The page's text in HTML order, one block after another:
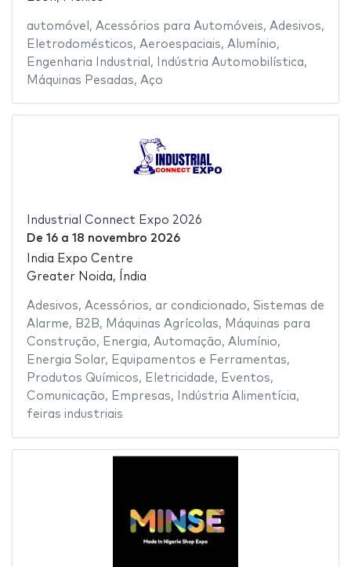
automóvel , Acessórios para Automóveis, Adesivos,
Eletrodomésticos, Aeroespaciais, Alumínio,
Engenharia Industrial , Indústria Automobilística,
Máquinas Pesadas, Aço
Industrial Connect Expo 2026
De 16a 18 novembro 2026
India Expo Centre
Greater Noida, Índia
Adesivos, Acessórios, ar condicionado, Sistemas de
Alarme, B2B, Máquinas Agrícolas, Máquinas para
Construção, Energia, Automação, Alumínio,
Energia Solar, Equipamentos e Ferramentas,
Produtos Químicos, Eletricidade, Eventos,
Comunicação, Empresas, Indústria Alimentícia,
feiras industriais